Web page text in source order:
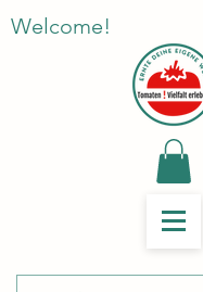
Welcome!